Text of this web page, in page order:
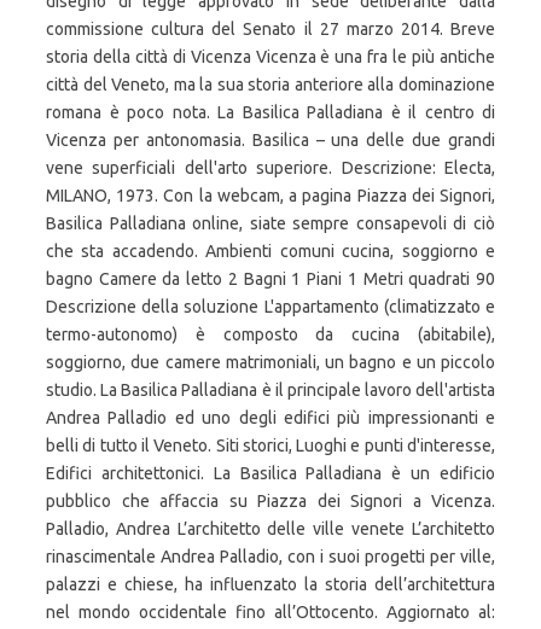
commissione cultura del Senato il 27 marzo 2014. Breve
storia della città di Vicenza Vicenza è una fra le più antiche
città del Veneto, ma la sua storia anteriore alla dominazione
romana è poco nota. La Basilica Palladiana è il centro di
Vicenza per antonomasia. Basilica – una delle due grandi
vene superficiali dell'arto superiore. Descrizione: Electa,
MILANO, 1973. Con la webcam, a pagina Piazza dei Signori,
Basilica Palladiana online, siate sempre consapevoli di ciò
che sta accadendo. Ambienti comuni cucina, soggiorno e
bagno Camere da letto 2 Bagni 1 Piani 1 Metri quadrati 90
Descrizione della soluzione L'appartamento (climatizzato e
termo-autonomo) è composto da cucina (abitabile),
soggiorno, due camere matrimoniali, un bagno e un piccolo
studio. La Basilica Palladiana è il principale lavoro dell'artista
Andrea Palladio ed uno degli edifici più impressionanti e
belli di tutto il Veneto. Siti storici, Luoghi e punti d'interesse,
Edifici architettonici. La Basilica Palladiana è un edificio
pubblico che affaccia su Piazza dei Signori a Vicenza.
Palladio, Andrea L’architetto delle ville venete L’architetto
rinascimentale Andrea Palladio, con i suoi progetti per ville,
palazzi e chiese, ha influenzato la storia dell’architettura
nel mondo occidentale fino all’Ottocento. Aggiornato al: